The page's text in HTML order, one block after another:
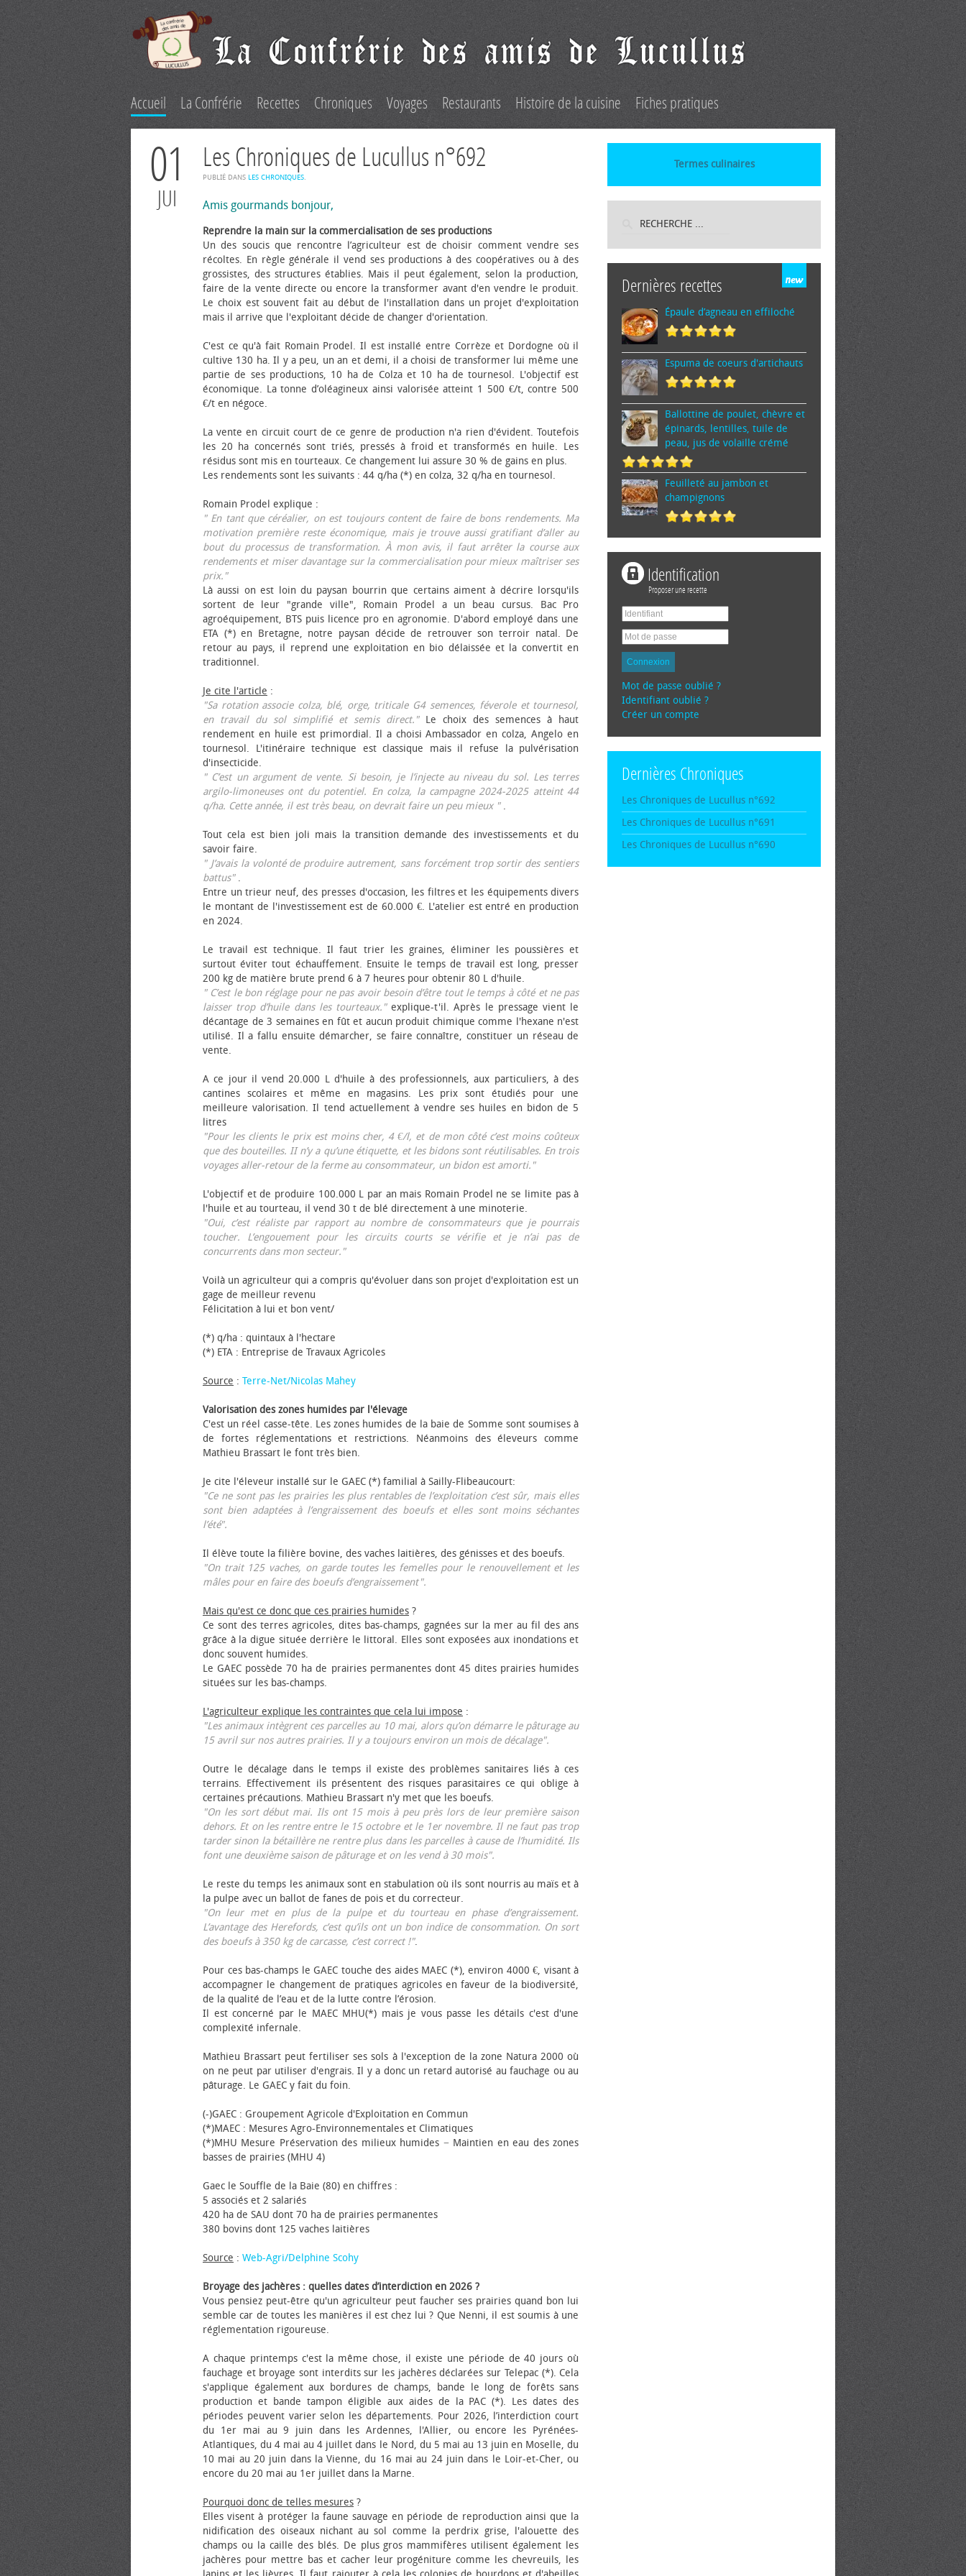
Accueil La Confrérie Recettes Chroniques Voyages Restaurants Histoire de la cuisine Fiches pratiques
01
JUI
Les Chroniques de Lucullus n°692
PUBLIÉ DANS LES CHRONIQUES.
Amis gourmands bonjour,
Reprendre la main sur la commercialisation de ses productions
Un des soucis que rencontre l’agriculteur est de choisir comment vendre ses
récoltes. En règle générale il vend ses productions à des coopératives ou à des
grossistes, des structures établies. Mais il peut également, selon la production,
faire de la vente directe ou encore la transformer avant d'en vendre le produit.
Le choix est souvent fait au début de l'installation dans un projet d'exploitation
mais il arrive que l'exploitant décide de changer d'orientation.
C'est ce qu'à fait Romain Prodel. Il est installé entre Corrèze et Dordogne où il
cultive 130 ha. Il y a peu, un an et demi, il a choisi de transformer lui même une
partie de ses productions, 10 ha de Colza et 10 ha de tournesol. L'objectif est
économique. La tonne d’oléagineux ainsi valorisée atteint 1 500 €/t, contre 500
€/t en négoce.
La vente en circuit court de ce genre de production n'a rien d'évident. Toutefois
les 20 ha concernés sont triés, pressés à froid et transformés en huile. Les
résidus sont mis en tourteaux. Ce changement lui assure 30 % de gains en plus.
Les rendements sont les suivants : 44 q/ha (*) en colza, 32 q/ha en tournesol.
Romain Prodel explique :
" En tant que céréalier, on est toujours content de faire de bons rendements. Ma
motivation première reste économique, mais je trouve aussi gratifiant d’aller au
bout du processus de transformation. À mon avis, il faut arrêter la course aux
rendements et miser davantage sur la commercialisation pour mieux maîtriser ses
prix."
Là aussi on est loin du paysan bourrin que certains aiment à décrire lorsqu'ils
sortent de leur "grande ville", Romain Prodel a un beau cursus. Bac Pro
agroéquipement, BTS puis licence pro en agronomie. D'abord employé dans une
ETA (*) en Bretagne, notre paysan décide de retrouver son terroir natal. De
retour au pays, il reprend une exploitation en bio délaissée et la convertit en
traditionnel.
Je cite l'article :
"Sa rotation associe colza, blé, orge, triticale G4 semences, féverole et tournesol,
en travail du sol simplifié et semis direct."Le choix des semences à haut
rendement en huile est primordial. Il a choisi Ambassador en colza, Angelo en
tournesol. L'itinéraire technique est classique mais il refuse la pulvérisation
d'insecticide.
" C’est un argument de vente. Si besoin, je l’injecte au niveau du sol. Les terres
argilo-limoneuses ont du potentiel. En colza, la campagne 2024-2025 atteint 44
q/ha. Cette année, il est très beau, on devrait faire un peu mieux ".
Tout cela est bien joli mais la transition demande des investissements et du
savoir faire.
" J’avais la volonté de produire autrement, sans forcément trop sortir des sentiers
battus".
Entre un trieur neuf, des presses d'occasion, les filtres et les équipements divers
le montant de l'investissement est de 60.000 €. L'atelier est entré en production
en 2024.
Le travail est technique. Il faut trier les graines, éliminer les poussières et
surtout éviter tout échauffement. Ensuite le temps de travail est long, presser
200 kg de matière brute prend 6 à 7 heures pour obtenir 80 L d'huile.
" C’est le bon réglage pour ne pas avoir besoin d’être tout le temps à côté et ne pas
laisser trop d’huile dans les tourteaux."explique-t'il. Après le pressage vient le
décantage de 3 semaines en fût et aucun produit chimique comme l'hexane n'est
utilisé. Il a fallu ensuite démarcher, se faire connaître, constituer un réseau de
vente.
A ce jour il vend 20.000 L d'huile à des professionnels, aux particuliers, à des
cantines scolaires et même en magasins. Les prix sont étudiés pour une
meilleure valorisation. Il tend actuellement à vendre ses huiles en bidon de 5
litres
"Pour les clients le prix est moins cher, 4 €/l, et de mon côté c’est moins coûteux
que des bouteilles. II n’y a qu’une étiquette, et les bidons sont réutilisables. En trois
voyages aller-retour de la ferme au consommateur, un bidon est amorti."
L'objectif et de produire 100.000 L par an mais Romain Prodel ne se limite pas à
l'huile et au tourteau, il vend 30 t de blé directement à une minoterie.
"Oui, c’est réaliste par rapport au nombre de consommateurs que je pourrais
toucher. L’engouement pour les circuits courts se vérifie et je n’ai pas de
concurrents dans mon secteur."
Voilà un agriculteur qui a compris qu'évoluer dans son projet d'exploitation est un
gage de meilleur revenu
Félicitation à lui et bon vent/
(*) q/ha : quintaux à l'hectare
(*) ETA : Entreprise de Travaux Agricoles
Source : Terre-Net/Nicolas Mahey
Valorisation des zones humides par l'élevage
C'est un réel casse-tête. Les zones humides de la baie de Somme sont soumises à
de fortes réglementations et restrictions. Néanmoins des éleveurs comme
Mathieu Brassart le font très bien.
Je cite l'éleveur installé sur le GAEC (*) familial à Sailly-Flibeaucourt:
"Ce ne sont pas les prairies les plus rentables de l’exploitation c’est sûr, mais elles
sont bien adaptées à l’engraissement des bœufs et elles sont moins séchantes
l’été".
Il élève toute la filière bovine, des vaches laitières, des génisses et des bœufs.
"On trait 125 vaches, on garde toutes les femelles pour le renouvellement et les
mâles pour en faire des bœufs d’engraissement".
Mais qu'est ce donc que ces prairies humides ?
Ce sont des terres agricoles, dites bas-champs, gagnées sur la mer au fil des ans
grâce à la digue située derrière le littoral. Elles sont exposées aux inondations et
donc souvent humides.
Le GAEC possède 70 ha de prairies permanentes dont 45 dites prairies humides
situées sur les bas-champs.
L'agriculteur explique les contraintes que cela lui impose :
"Les animaux intègrent ces parcelles au 10 mai, alors qu’on démarre le pâturage au
15 avril sur nos autres prairies. Il y a toujours environ un mois de décalage".
Outre le décalage dans le temps il existe des problèmes sanitaires liés à ces
terrains. Effectivement ils présentent des risques parasitaires ce qui oblige à
certaines précautions. Mathieu Brassart n'y met que les bœufs.
"On les sort début mai. Ils ont 15 mois à peu près lors de leur première saison
dehors. Et on les rentre entre le 15 octobre et le 1er novembre. Il ne faut pas trop
tarder sinon la bétaillère ne rentre plus dans les parcelles à cause de l’humidité. Ils
font une deuxième saison de pâturage et on les vend à 30 mois".
Le reste du temps les animaux sont en stabulation où ils sont nourris au maïs et à
la pulpe avec un ballot de fanes de pois et du correcteur.
"On leur met en plus de la pulpe et du tourteau en phase d’engraissement.
L’avantage des Herefords, c’est qu’ils ont un bon indice de consommation. On sort
des bœufs à 350 kg de carcasse, c’est correct !".
Pour ces bas-champs le GAEC touche des aides MAEC (*), environ 4000 €, visant à
accompagner le changement de pratiques agricoles en faveur de la biodiversité,
de la qualité de l’eau et de la lutte contre l’érosion.
Il est concerné par le MAEC MHU(*) mais je vous passe les détails c'est d'une
complexité infernale.
Mathieu Brassart peut fertiliser ses sols à l'exception de la zone Natura 2000 où
on ne peut par utiliser d'engrais. Il y a donc un retard autorisé au fauchage ou au
pâturage. Le GAEC y fait du foin.
(-)GAEC : Groupement Agricole d'Exploitation en Commun
(*)MAEC : Mesures Agro-Environnementales et Climatiques
(*)MHU Mesure Préservation des milieux humides − Maintien en eau des zones
basses de prairies (MHU 4)
Gaec le Souffle de la Baie (80) en chiffres :
5 associés et 2 salariés
420 ha de SAU dont 70 ha de prairies permanentes
380 bovins dont 125 vaches laitières
Source : Web-Agri/Delphine Scohy
Broyage des jachères : quelles dates d’interdiction en 2026 ?
Vous pensiez peut-être qu'un agriculteur peut faucher ses prairies quand bon lui
semble car de toutes les manières il est chez lui ? Que Nenni, il est soumis à une
réglementation rigoureuse.
A chaque printemps c'est la même chose, il existe une période de 40 jours où
fauchage et broyage sont interdits sur les jachères déclarées sur Telepac (*). Cela
s'applique également aux bordures de champs, bande le long de forêts sans
production et bande tampon éligible aux aides de la PAC (*). Les dates des
périodes peuvent varier selon les départements. Pour 2026, l’interdiction court
du 1er mai au 9 juin dans les Ardennes, l'Allier, ou encore les Pyrénées-
Atlantiques, du 4 mai au 4 juillet dans le Nord, du 5 mai au 13 juin en Moselle, du
10 mai au 20 juin dans la Vienne, du 16 mai au 24 juin dans le Loir-et-Cher, ou
encore du 20 mai au 1er juillet dans la Marne.
Pourquoi donc de telles mesures ?
Elles visent à protéger la faune sauvage en période de reproduction ainsi que la
nidification des oiseaux nichant au sol comme la perdrix grise, l'alouette des
champs ou la caille des blés. De plus gros mammifères utilisent également les
jachères pour mettre bas et cacher leur progéniture comme les chevreuils, les
Termes culinaires
Dernières recettes
Épaule d’agneau en effiloché
Espuma de cœurs d'artichauts
Ballottine de poulet, chèvre et
épinards, lentilles, tuile de
peau, jus de volaille crémé
Feuilleté au jambon et
champignons
Identification
Proposer une recette
Connexion
Mot de passe oublié ?
Identifiant oublié ?
Créer un compte
Dernières Chroniques
Les Chroniques de Lucullus n°692
Les Chroniques de Lucullus n°691
Les Chroniques de Lucullus n°690